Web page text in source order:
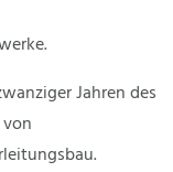
Jahren des